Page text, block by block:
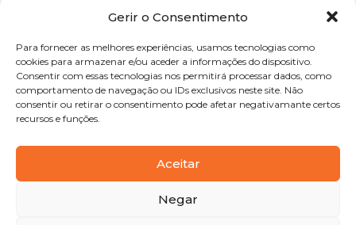
Gerir o Consentimento
Para fornecer as melhores experiências, usamos tecnologias como
cookies para armazenar e/ou aceder a informações do dispositivo.
Consentir com essas tecnologias nos permitirá processar dados, como
comportamento de navegação ou IDs exclusivos neste site. Não
consentir ou retirar o consentimento pode afetar negativamante certos
recursos e funções.
Aceitar
Negar
Copyright © 2025 Sabores Santa Clara
. Todos os direitos
reservadosPolítica de Privacidade |Termos e condições
Designed byShift Your Branding Agency